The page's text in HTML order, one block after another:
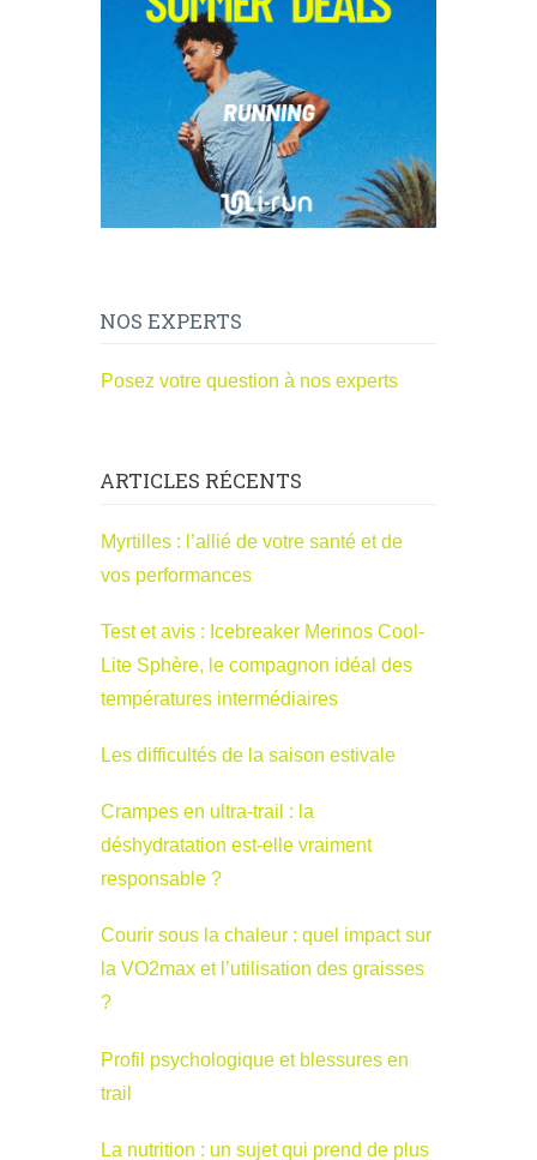
NOS EXPERTS
Posez votre question à nos experts
ARTICLES RÉCENTS
Myrtilles : l’allié de votre santé et de
vos performances
Test et avis : Icebreaker Merinos Cool-
Lite Sphère, le compagnon idéal des
températures intermédiaires
Les difficultés de la saison estivale
Crampes en ultra-trail : la
déshydratation est-elle vraiment
responsable ?
Courir sous la chaleur : quel impact sur
la VO2max et l’utilisation des graisses
?
Profil psychologique et blessures en
trail
La nutrition : un sujet qui prend de plus